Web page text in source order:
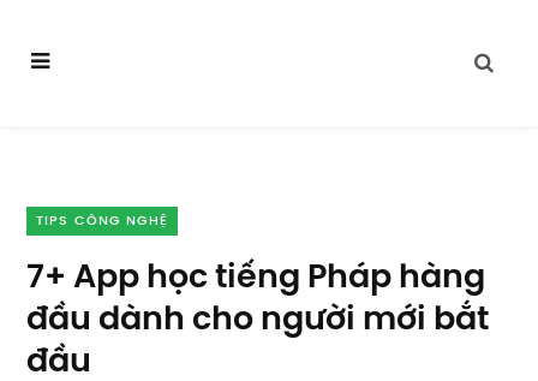
TIPS CÔNG NGHỆ
7+ App học tiếng Pháp hàng
đầu dành cho người mới bắt
đầu